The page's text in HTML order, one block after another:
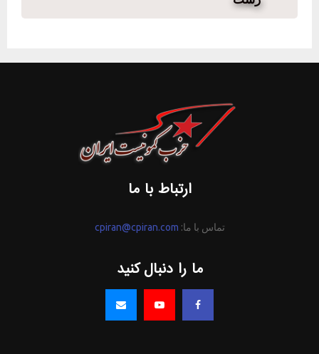
ارتباط با ما
تماس با ما: cpiran@cpiran.com
ما را دنبال کنید